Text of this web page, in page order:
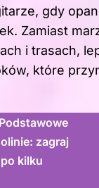
gdy
Zamiast
i trasach,
które
Podstawowe
zagraj
kilku